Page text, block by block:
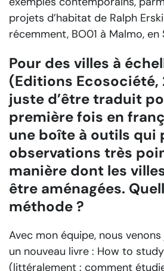
projets d’habitat de Ralph
récemment, BO01 à Malmo, en
Pour des villes à
(Editions Ecosociété,
juste d’être traduit
première fois en
une boîte à outils qui
observations très
manière dont les
être aménagées.
méthode ?
Avec mon équipe, nous
un nouveau livre : How to
(littéralement : comment